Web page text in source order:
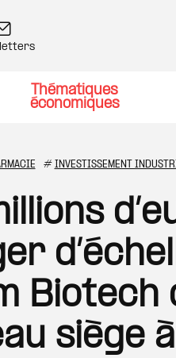
Thématiques
économiques
# INVESTISSEMENT
Biotech
siège